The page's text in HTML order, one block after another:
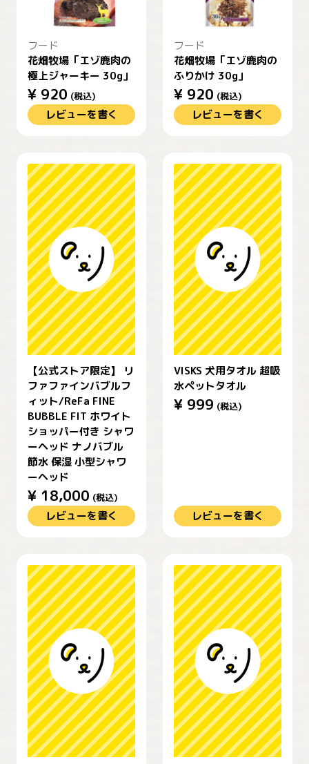
フード
花畑牧場「エゾ鹿肉の
極上ジャーキー 30g」
¥ 920 (税込)
レビューを書く
フード
花畑牧場「エゾ鹿肉の
ふりかけ 30g」
¥ 920 (税込)
レビューを書く
【公式ストア限定】 リ
ファファインバブルフ
ィット/ReFa FINE
BUBBLE FIT ホワイト
ショッパー付き シャワ
ーヘッド ナノバブル
節水 保湿 小型シャワ
ーヘッド
¥ 18,000 (税込)
レビューを書く
VISKS 犬用タオル 超吸
水ペットタオル
¥ 999 (税込)
レビューを書く